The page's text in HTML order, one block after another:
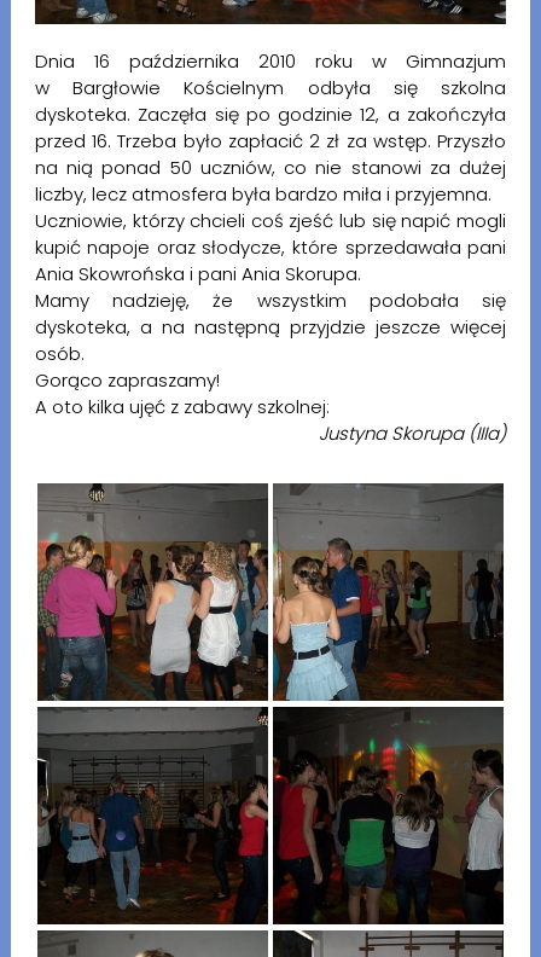
Dnia 16 października 2010 roku w Gimnazjum
w Bargłowie Kościelnym odbyła się szkolna
dyskoteka. Zaczęła się po godzinie 12, a zakończyła
przed 16. Trzeba było zapłacić 2 zł za wstęp. Przyszło
na nią ponad 50 uczniów, co nie stanowi za dużej
liczby, lecz atmosfera była bardzo miła i przyjemna.
Uczniowie, którzy chcieli coś zjeść lub się napić mogli
kupić napoje oraz słodycze, które sprzedawała pani
Ania Skowrońska i pani Ania Skorupa.
Mamy nadzieję, że wszystkim podobała się
dyskoteka, a na następną przyjdzie jeszcze więcej
osób.
Gorąco zapraszamy!
A oto kilka ujęć z zabawy szkolnej:
Justyna Skorupa (IIIa)